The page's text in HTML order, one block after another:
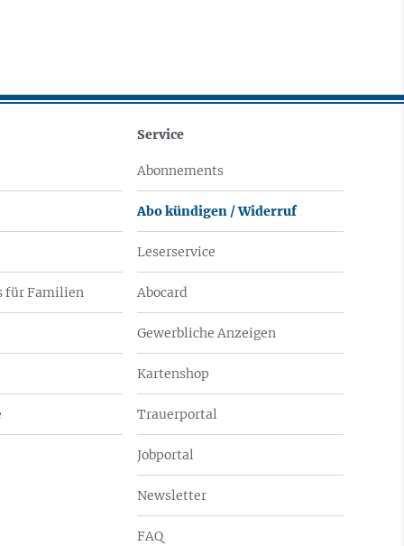
für Familien
Service
Abonnements
Abo kündigen / Widerruf
Leserservice
Abocard
Gewerbliche Anzeigen
Kartenshop
Trauerportal
Jobportal
Newsletter
FAQ